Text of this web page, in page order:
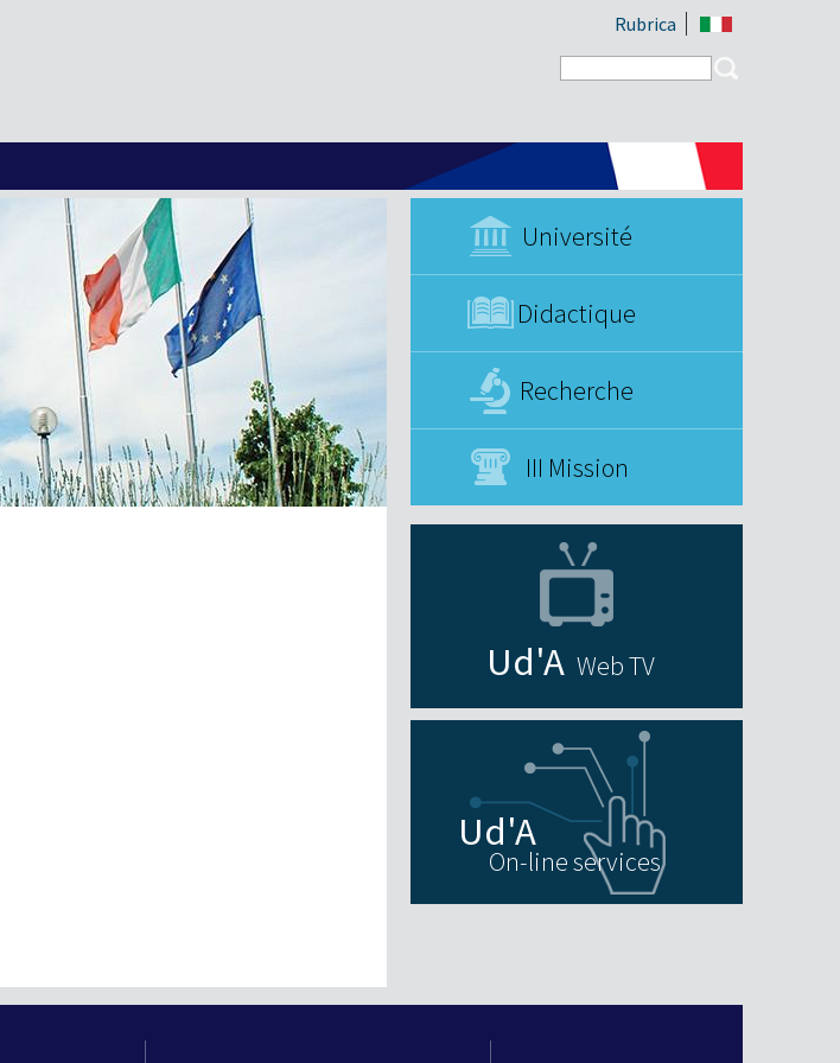
Rubrica
Search form
Université
Didactique
Recherche
III Mission
Web TV
On-line services